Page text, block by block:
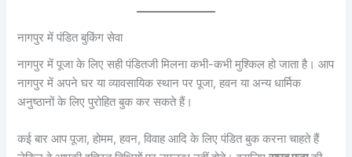
नागपुर में पंडित बुकिंग सेवा
नागपुर में पूजा के लिए सही पंडितजी मिलना कभी-कभी मुश्किल हो जाता है। आप
नागपुर में अपने घर या व्यावसायिक स्थान पर पूजा, हवन या अन्य धार्मिक
अनुष्ठानों के लिए पुरोहित बुक कर सकते हैं।
कई बार आप पूजा, होमम, हवन, विवाह आदि के लिए पंडित बुक करना चाहते हैं